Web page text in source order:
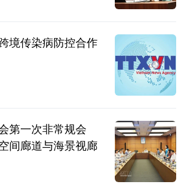
境传染病防控合作
第一次非常规会
间廊道与海景视廊